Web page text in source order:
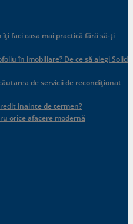
faci casa mai practică fără să-ți
în imobiliare? De ce să alegi Solid
de servicii de recondiționat
inainte de termen?
orice afacere modernă